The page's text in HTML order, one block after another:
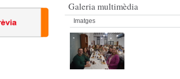
Galeria multimèdia
Imatges